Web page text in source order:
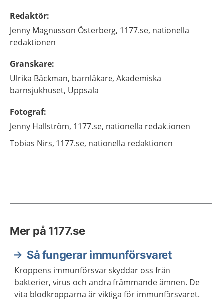
Redaktör:
Jenny Magnusson Österberg, 1177.se, nationella
redaktionen
Granskare:
Ulrika Bäckman, barnläkare, Akademiska
barnsjukhuset, Uppsala
Fotograf:
Jenny Hallström, 1177.se, nationella redaktionen
Tobias Nirs, 1177.se, nationella redaktionen
Mer på 1177.se
Så fungerar immunförsvaret
Kroppens immunförsvar skyddar oss från
bakterier, virus och andra främmande ämnen. De
vita blodkropparna är viktiga för immunförsvaret.